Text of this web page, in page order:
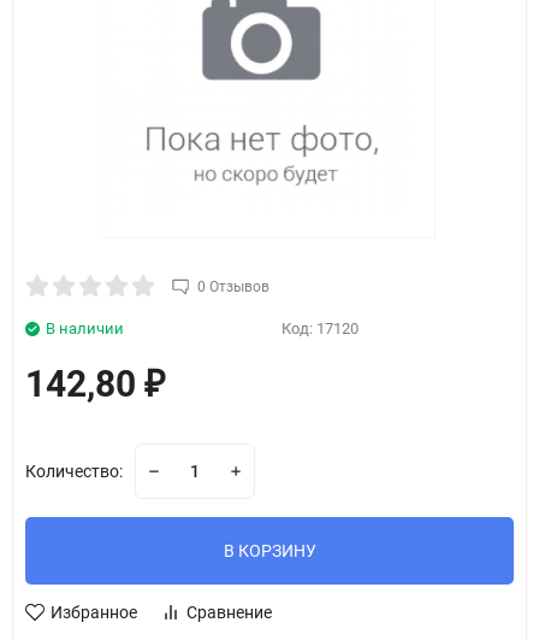
0 Отзывов
Код: 17120
В наличии
142,80 ₽
Количество:
В КОРЗИНУ
Избранное Сравнение